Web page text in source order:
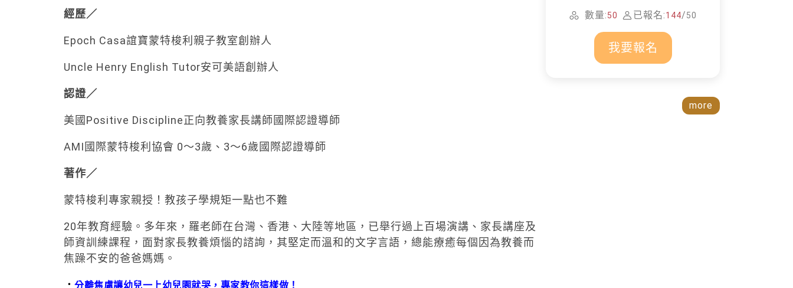
經歷／
Epoch Casa誼寶蒙特梭利親子教室創辦人
Uncle Henry English Tutor安可美語創辦人
認證／
美國Positive Discipline正向教養家長講師國際認證導師
AMI國際蒙特梭利協會 0～3歲、3～6歲國際認證導師
著作／
蒙特梭利專家親授！教孩子學規矩一點也不難
20年教育經驗。多年來，羅老師在台灣、香港、大陸等地區，已舉行過上百場演講、家長講座及
師資訓練課程，面對家長教養煩惱的諮詢，其堅定而溫和的文字言語，總能療癒每個因為教養而
焦躁不安的爸爸媽媽。
．分離焦慮讓幼兒一上幼兒園就哭，專家教你這樣做！
數量:50 已報名:144/50
我要報名
more